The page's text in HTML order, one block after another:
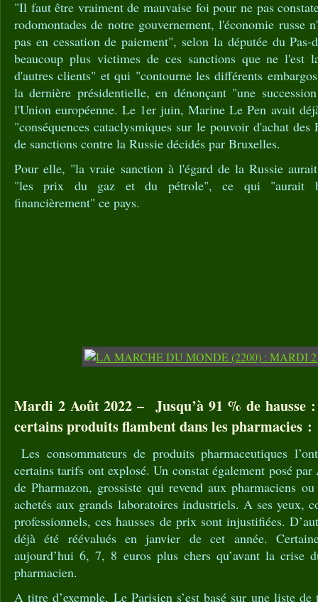
"Il faut être vraiment de mauvaise foi pour ne pas
rodomontades de notre gouvernement, l'économie russe
pas en cessation de paiement", selon la députée du Pas-
beaucoup plus victimes de ces sanctions que ne l'est
d'autres clients" et qui "contourne les différents
la dernière présidentielle, en dénonçant "une
l'Union européenne. Le 1er juin, Marine Le Pen avait
"conséquences cataclysmiques sur le pouvoir d'achat des
de sanctions contre la Russie décidés par Bruxelles.
Pour elle, "la vraie sanction à l'égard de la Russie
"les prix du gaz et du pétrole", ce qui "aurait
financièrement" ce pays.
Mardi 2 Août 2022 – Jusqu’à 91 % de hausse
certains produits flambent dans les pharmacies :
Les consommateurs de produits pharmaceutiques
certains tarifs ont explosé. Un constat également posé
de Pharmazon, grossiste qui revend aux pharmaciens
achetés aux grands laboratoires industriels. A ses yeux,
professionnels, ces hausses de prix sont injustifiées.
déjà été réévalués en janvier de cet année.
aujourd’hui 6, 7, 8 euros plus chers qu’avant la crise
pharmacien.
A titre d’exemple, Le Parisien s’est basé sur une liste